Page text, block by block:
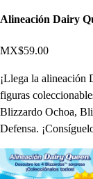
Alineación Dairy
MX$59.00
¡Llega la alineación
figuras
Blizzardo Ochoa,
Defensa.